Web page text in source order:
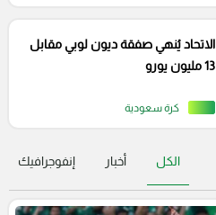
كرة سعودية
الاتحاد يُنهي صفقة ديون لوبي مقابل
13 مليون يورو
الكل أخبار إنفوجرافيك